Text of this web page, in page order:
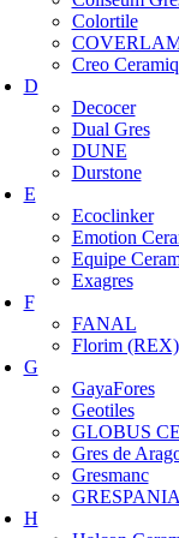
Colortile
Creo
D
Decocer
Dual Gres
DUNE
Durstone
E
Ecoclinker
Emotion
Equipe
Exagres
F
FANAL
Florim (REX)
G
GayaFores
Geotiles
GLOBUS
Gres de
Gresmanc
GRESPANIA
H